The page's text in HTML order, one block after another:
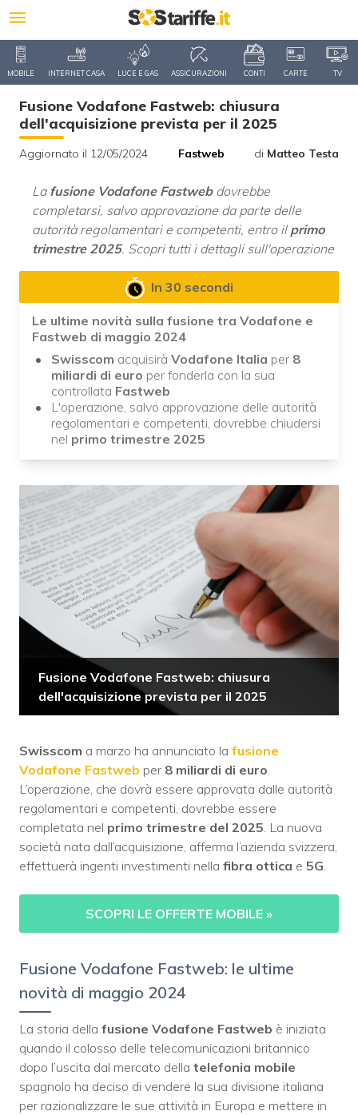
MOBILE INTERNET CASA LUCE E GAS ASSICURAZIONI CONTI CARTE TV
Fusione Vodafone Fastweb: chiusura
dell'acquisizione prevista per il 2025
Aggiornato il 12/05/2024 Fastweb di Matteo Testa
La fusione Vodafone Fastwebdovrebbe
completarsi, salvo approvazione da parte delle
autorità regolamentari e competenti, entro il primo
trimestre 2025. Scopri tutti i dettagli sull'operazione
In 30 secondi
Le ultime novità sulla fusione tra Vodafone e
Fastweb di maggio 2024
Swisscom acquisirà Vodafone Italia per 8
miliardi di euro per fonderla con la sua
controllata Fastweb
L'operazione, salvo approvazione delle autorità
regolamentari e competenti, dovrebbe chiudersi
nel primo trimestre 2025
Fusione Vodafone Fastweb: chiusura
dell'acquisizione prevista per il 2025
Swisscom a marzo ha annunciato la fusione
Vodafone Fastweb per 8 miliardi di euro.
L’operazione, che dovrà essere approvata dalle autorità
regolamentari e competenti, dovrebbe essere
completata nel primo trimestre del 2025. La nuova
società nata dall’acquisizione, afferma l’azienda svizzera,
effettuerà ingenti investimenti nella fibra ottica e 5G.
SCOPRI LE OFFERTE MOBILE »
Fusione Vodafone Fastweb: le ultime
novità di maggio 2024
La storia della fusione Vodafone Fastweb è iniziata
quando il colosso delle telecomunicazioni britannico
dopo l’uscita dal mercato della telefonia mobile
spagnolo ha deciso di vendere la sua divisione italiana
per razionalizzare le sue attività in Europa e mettere in